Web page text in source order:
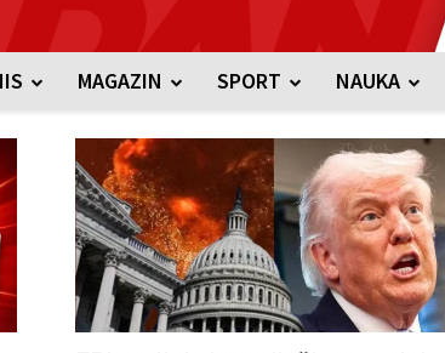
MAGAZIN SPORT NAUKA